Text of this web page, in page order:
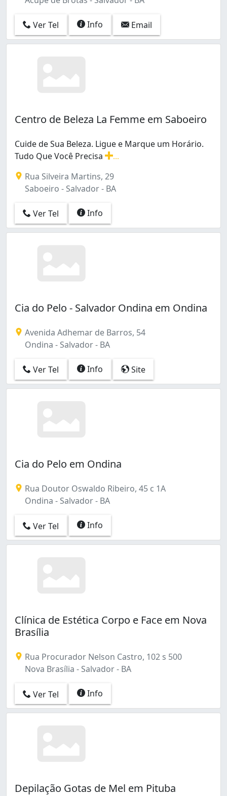
Ver Tel Info Email
Centro de Beleza La Femme em Saboeiro
Cuide de Sua Beleza. Ligue e Marque um Horário.
Tudo Que Você Precisa
Rua Silveira Martins, 29
Saboeiro - Salvador - BA
Ver Tel Info
Cia do Pelo - Salvador Ondina em Ondina
Avenida Adhemar de Barros, 54
Ondina - Salvador - BA
Ver Tel Info Site
Cia do Pelo em Ondina
Rua Doutor Oswaldo Ribeiro, 45 c 1A
Ondina - Salvador - BA
Ver Tel Info
Clínica de Estética Corpo e Face em Nova
Brasília
Rua Procurador Nelson Castro, 102 s 500
Nova Brasília - Salvador - BA
Ver Tel Info
Depilação Gotas de Mel em Pituba